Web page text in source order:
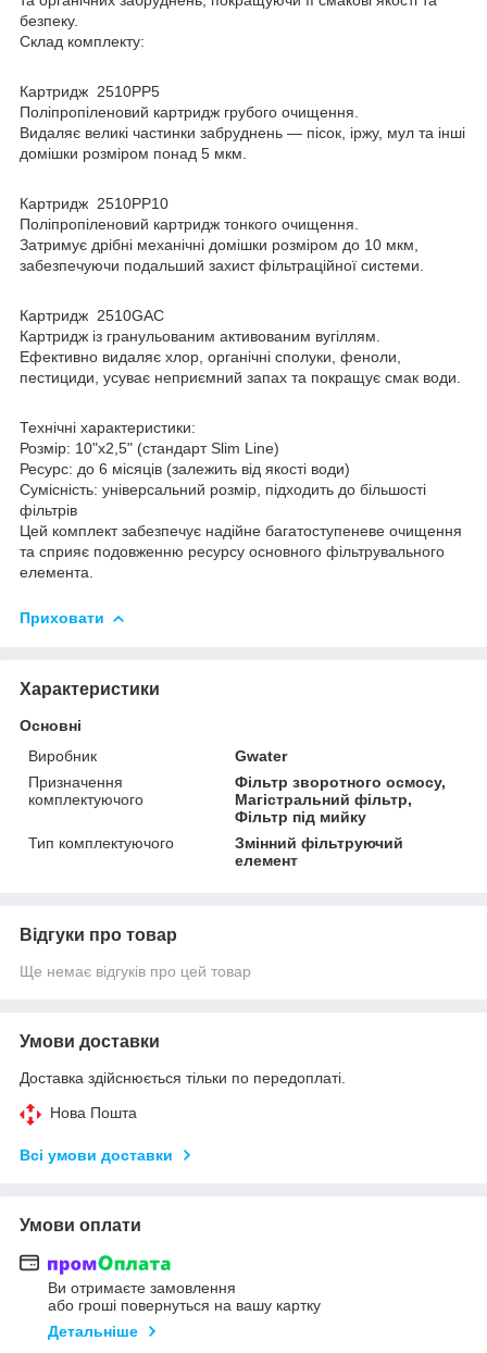
безпеку.
Склад комплекту:
Картридж 2510PP5
Поліпропіленовий картридж грубого очищення.
Видаляє великі частинки забруднень — пісок, іржу, мул та інші
домішки розміром понад 5 мкм.
Картридж 2510PP10
Поліпропіленовий картридж тонкого очищення.
Затримує дрібні механічні домішки розміром до 10 мкм,
забезпечуючи подальший захист фільтраційної системи.
Картридж 2510GAC
Картридж із гранульованим активованим вугіллям.
Ефективно видаляє хлор, органічні сполуки, феноли,
пестициди, усуває неприємний запах та покращує смак води.
Технічні характеристики:
Розмір: 10"x2,5" (стандарт Slim Line)
Ресурс: до 6 місяців (залежить від якості води)
Сумісність: універсальний розмір, підходить до більшості
фільтрів
Цей комплект забезпечує надійне багатоступеневе очищення
та сприяє подовженню ресурсу основного фільтрувального
елемента.
Приховати
Характеристики
Основні
Виробник
Gwater
Призначення
комплектуючого
Фільтр зворотного осмосу,
Магістральний фільтр,
Фільтр під мийку
Тип комплектуючого
Змінний фільтруючий
елемент
Відгуки про товар
Ще немає відгуків про цей товар
Умови доставки
Доставка здійснюється тільки по передоплаті.
Нова Пошта
Всі умови доставки
Умови оплати
Ви отримаєте замовлення
або гроші повернуться на вашу картку
Детальніше